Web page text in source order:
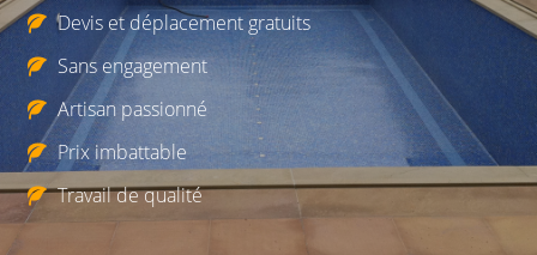
Devis et déplacement gratuits
Sans engagement
Artisan passionné
Prix imbattable
Travail de qualité